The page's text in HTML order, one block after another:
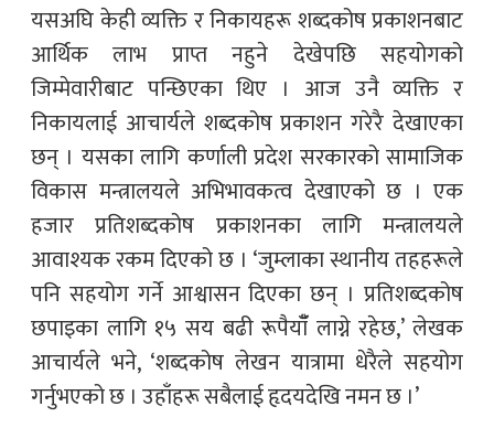
यसअघि केही व्यक्ति र निकायहरू शब्दकोष प्रकाशनबाट
आर्थिक लाभ प्राप्त नहुने देखेपछि सहयोगको
जिम्मेवारीबाट पन्छिएका थिए । आज उनै व्यक्ति र
निकायलाई आचार्यले शब्दकोष प्रकाशन गरेरै देखाएका
छन् । यसका लागि कर्णाली प्रदेश सरकारको सामाजिक
विकास मन्त्रालयले अभिभावकत्व देखाएको छ । एक
हजार प्रतिशब्दकोष प्रकाशनका लागि मन्त्रालयले
आवाश्यक रकम दिएको छ । ‘जुम्लाका स्थानीय तहहरूले
पनि सहयोग गर्ने आश्वासन दिएका छन् । प्रतिशब्दकोष
छपाइका लागि १५ सय बढी रूपैयाँँ लाग्ने रहेछ,’ लेखक
आचार्यले भने, ‘शब्दकोष लेखन यात्रामा धेरैले सहयोग
गर्नुभएको छ । उहाँहरू सबैलाई हृदयदेखि नमन छ ।’